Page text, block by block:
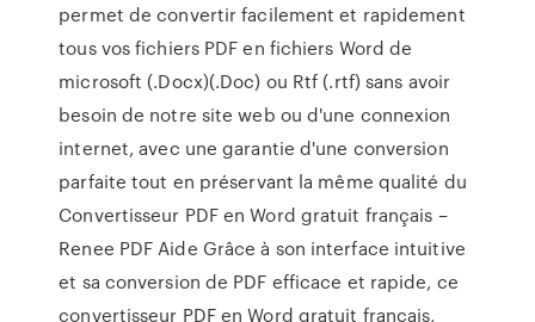
permet de convertir facilement et rapidement
tous vos fichiers PDF en fichiers Word de
microsoft (.Docx)(.Doc) ou Rtf (.rtf) sans avoir
besoin de notre site web ou d'une connexion
internet, avec une garantie d'une conversion
parfaite tout en préservant la même qualité du
Convertisseur PDF en Word gratuit français –
Renee PDF Aide Grâce à son interface intuitive
et sa conversion de PDF efficace et rapide, ce
convertisseur PDF en Word gratuit français,